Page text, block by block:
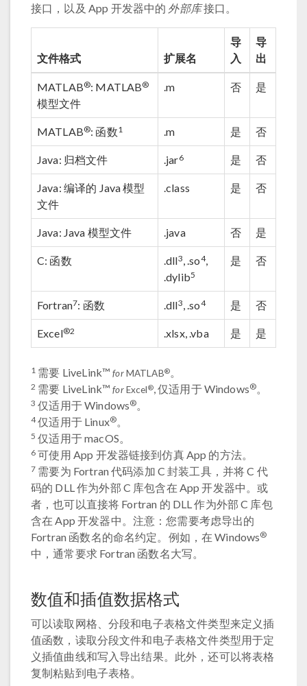
接口，以及 App 开发器中的 外部库接口。
文件格式 扩展名
导
入
导
出
MATLAB®: MATLAB®
模型文件
.m 否 是
MATLAB®: 函数1 .m 是 否
Java: 归档文件 .jar6 是 否
Java: 编译的 Java 模型
文件
.class 是 否
Java: Java 模型文件 .java 否 是
C: 函数 .dll3, .so4,
.dylib5
是 否
Fortran7: 函数 .dll3, .so4 是 否
Excel®2 .xlsx, .vba 是 是
1 需要 LiveLink™forMATLAB®。
2 需要 LiveLink™forExcel®, 仅适用于 Windows®。
3 仅适用于 Windows®。
4仅适用于 Linux®。
5 仅适用于 macOS。
6 可使用 App 开发器链接到仿真 App 的方法。
7 需要为 Fortran 代码添加 C 封装工具，并将 C 代
码的 DLL 作为外部 C 库包含在 App 开发器中。或
者，也可以直接将 Fortran 的 DLL 作为外部 C 库包
含在 App 开发器中。注意：您需要考虑导出的
Fortran 函数名的命名约定。例如，在 Windows®
中，通常要求 Fortran 函数名大写。
数值和插值数据格式
可以读取网格、分段和电子表格文件类型来定义插
值函数，读取分段文件和电子表格文件类型用于定
义插值曲线和写入导出结果。此外，还可以将表格
复制粘贴到电子表格。